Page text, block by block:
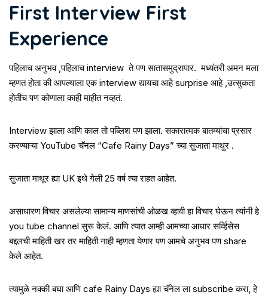
First Interview First
Experience
पहिलाच अनुभव ,पहिलाच interview ते पण सातासमुद्रापार. मध्यंतरी अमन मला
म्हणत होता की आपल्याला एक interview द्यायचा आहे surprise आहे ,उत्सुकता
होतीच पण कोणाला काही माहीत नव्हतं.
Interview झाला आणि काल तो पब्लिश पण झाला. सकारात्मक बातम्यांचा प्रसार
करण्याऱ्या YouTube चॅनल “Cafe Rainy Days” च्या सुजाता माथुर .
सुजाता माथूर ह्या UK इथे गेली 25 वर्ष त्या राहत आहेत.
असाधारण विचार असलेल्या सामान्य माणसांची ओळख व्हावी हा विचार घेऊन त्यांनी हे
you tube channel सुरू केलं. आणि त्यात आम्ही आमच्या आधार सर्व्हिसेस
बद्दलची माहिती खर तर माहिती नाही म्हणता येणार पण आमचे अनुभव पण share
केले आहेत.
त्यामुळे नक्की बघा आणि cafe Rainy Days ह्या चॅनेल ला subscribe करा, हे